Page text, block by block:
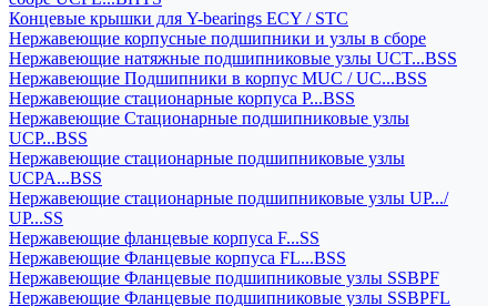
Концевые крышки для Y-bearings ECY / STC
Нержавеющие корпусные подшипники и узлы в сборе
Нержавеющие натяжные подшипниковые узлы UCT...BSS
Нержавеющие Подшипники в корпус MUC / UC...BSS
Нержавеющие стационарные корпуса P...BSS
Нержавеющие Стационарные подшипниковые узлы
UCP...BSS
Нержавеющие стационарные подшипниковые узлы
UCPA...BSS
Нержавеющие стационарные подшипниковые узлы UP.../
UP...SS
Нержавеющие фланцевые корпуса F...SS
Нержавеющие Фланцевые корпуса FL...BSS
Нержавеющие Фланцевые подшипниковые узлы SSBPF
Нержавеющие Фланцевые подшипниковые узлы SSBPFL